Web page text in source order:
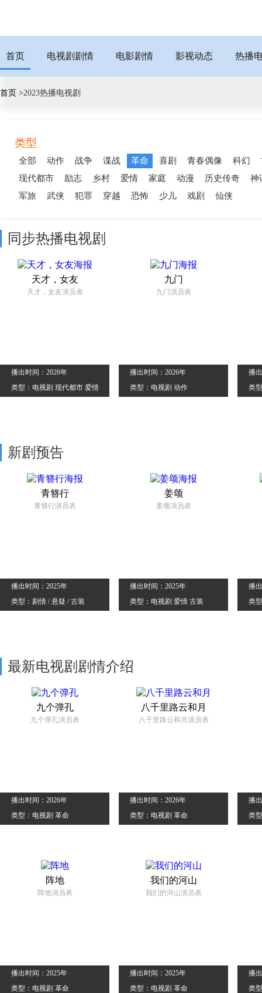
首页 电视剧剧情 电影剧情 影视动态 热播
首页 >2023热播电视剧
类型
全部 动作 战争 谍战 革命 喜剧 青春偶像 科幻
现代都市
励志 乡村 爱情 家庭 动漫 历史传奇
神
军旅
武侠 犯罪 穿越 恐怖 少儿 戏剧 仙侠
同步热播电视剧
天才，女友
天才，女友演员表
播出时间：2026年
类型：电视剧 现代都市 爱情
九门
九门演员表
播出时间：2026年
类型：电视剧 动作
播
类
新剧预告
青簪行
青簪行演员表
播出时间：2025年
类型：剧情 / 悬疑 / 古装
姜颂
姜颂演员表
播出时间：2025年
类型：电视剧 爱情 古装
播
类
最新电视剧剧情介绍
九个弹孔
九个弹孔演员表
播出时间：2026年
类型：电视剧 革命
八千里路云和月
八千里路云和月演员表
播出时间：2026年
类型：电视剧 革命
播
类
阵地
阵地演员表
播出时间：2025年
类型：电视剧 革命
我们的河山
我们的河山演员表
播出时间：2025年
类型：电视剧 革命
播
类